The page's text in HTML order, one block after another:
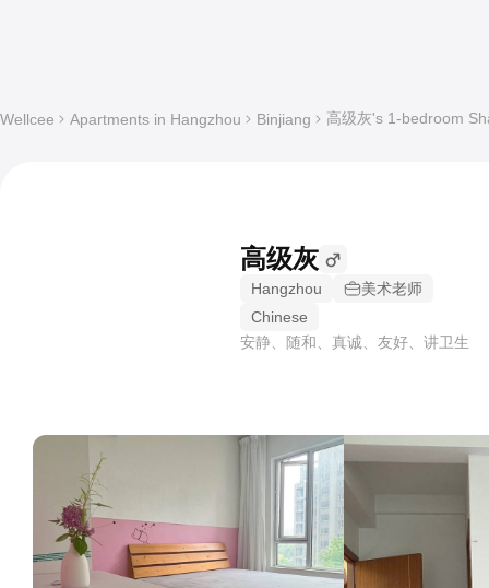
Wellcee Apartments in Hangzhou Binjiang 高级灰's 1-bedroom
高级灰
Hangzhou
美术老师
Chinese
安静、随和、真诚、友好、讲卫生